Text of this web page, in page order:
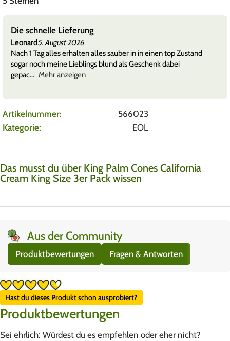
Die schnelle Lieferung
Leonard5. August 2026
Nach 1 Tag alles erhalten alles sauber in in einen top Zustand
sogar noch meine Lieblings blund als Geschenk dabei
gepac
Mehr anzeigen
Artikelnummer:
566023
Kategorie:
EOL
Das musst du über King Palm Cones California
Cream King Size 3er Pack wissen
Aus der Community
Produktbewertungen Fragen & Antworten
Hast du dieses Produkt schon ausprobiert?
Produktbewertungen
Sei ehrlich: Würdest du es empfehlen oder eher nicht?